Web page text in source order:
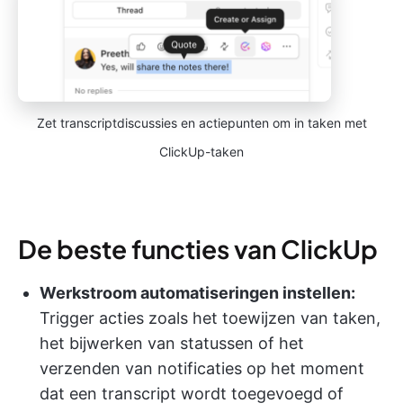
Zet transcriptdiscussies en actiepunten om in taken met
ClickUp-taken
De beste functies van ClickUp
Werkstroom automatiseringen instellen:
Trigger acties zoals het toewijzen van taken,
het bijwerken van statussen of het
verzenden van notificaties op het moment
dat een transcript wordt toegevoegd of